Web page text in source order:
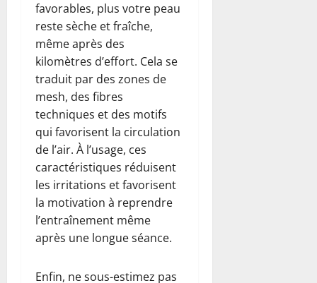
favorables, plus votre peau
reste sèche et fraîche,
même après des
kilomètres d’effort. Cela se
traduit par des zones de
mesh, des fibres
techniques et des motifs
qui favorisent la circulation
de l’air. À l’usage, ces
caractéristiques réduisent
les irritations et favorisent
la motivation à reprendre
l’entraînement même
après une longue séance.
Enfin, ne sous-estimez pas